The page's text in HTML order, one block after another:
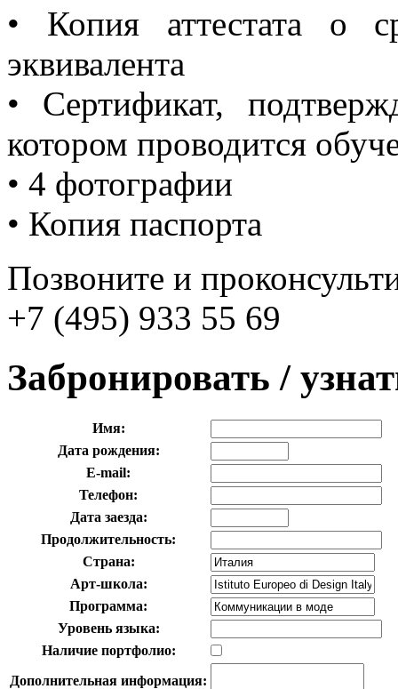
• Копия аттестата о
эквивалента
• Сертификат,
котором проводится
• 4 фотографии
• Копия паспорта
Позвоните и
+7 (495) 933 55 69
Забронировать /
Имя:
Дата рождения:
E-mail:
Телефон:
Дата заезда:
Продолжительность:
Страна:
Арт-школа:
Программа:
Уровень языка:
Наличие портфолио:
Дополнительная информация: